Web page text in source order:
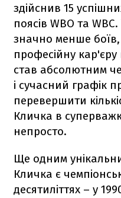
здійснив 15
поясів WBO та
значно менше
професійну кар'єру
став абсолютним
і сучасний графік
перевершити
Кличка в
непросто.
Ще одним
Кличка є
десятиліттях – у